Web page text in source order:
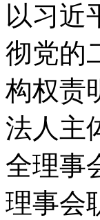
以习近
彻党的
构权责
法人主
全理事
理事会